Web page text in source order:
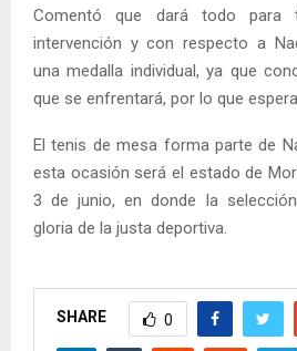
Comentó que dará todo para
intervención y con respecto a
una medalla individual, ya que
que se enfrentará, por lo que
El tenis de mesa forma parte de
esta ocasión será el estado de
3 de junio, en donde la
gloria de la justa deportiva.
SHARE 0